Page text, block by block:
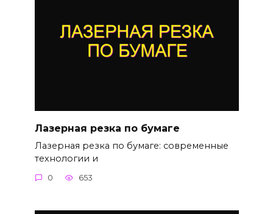
Лазерная резка по бумаге
Лазерная резка по бумаге: современные
технологии и
0 653